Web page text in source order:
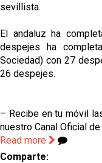
sevillista.
El andaluz ha
despejes ha
Sociedad) con 27
26 despejes.
– Recibe en tu móvil
nuestro Canal Oficial de
Read more
Comparte: